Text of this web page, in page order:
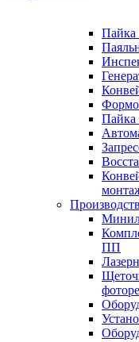
Пайка
Пайка
ПП